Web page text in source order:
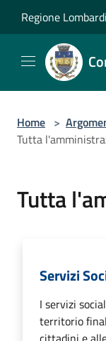
Regione
Home >
Tutta
Tutta
Servizi
I servizi
territorio